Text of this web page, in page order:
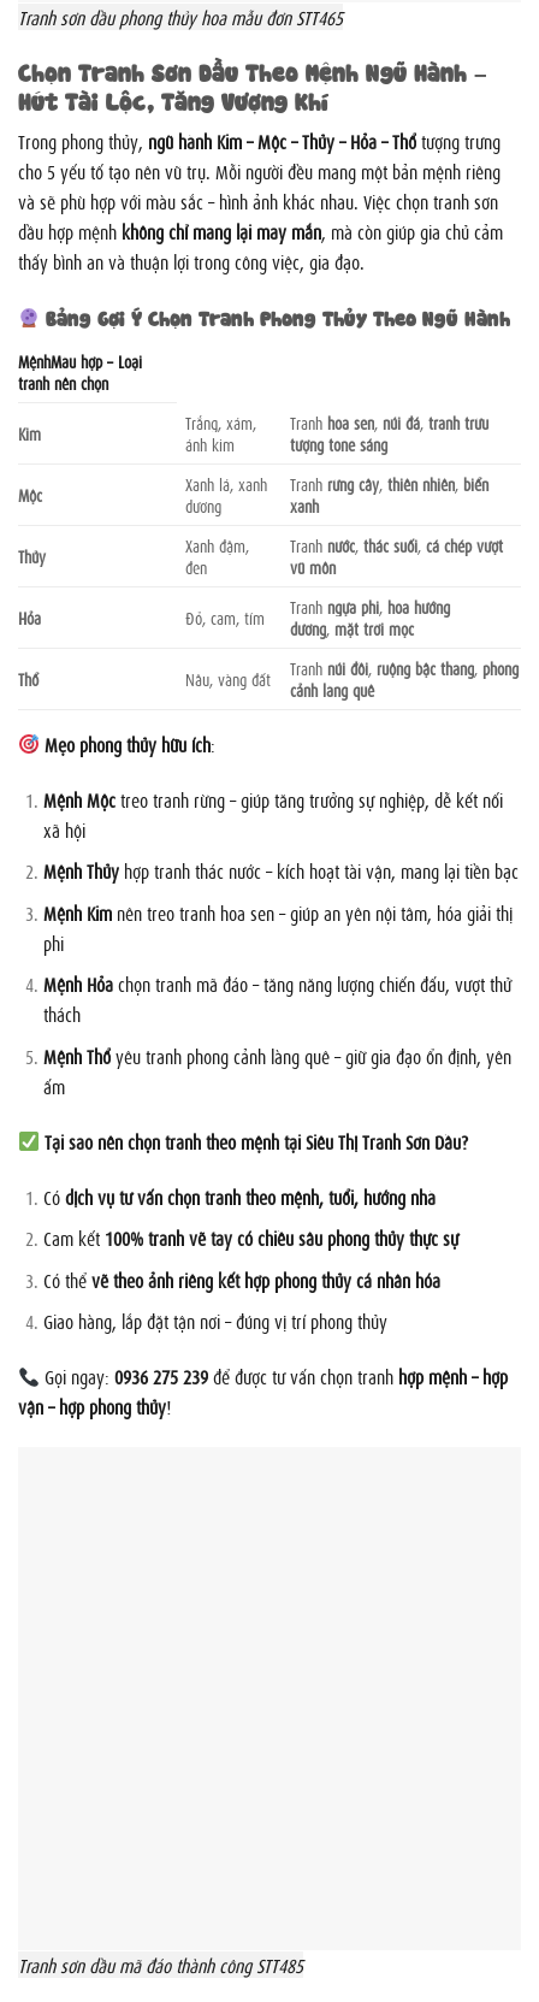
Tranh sơn dầu phong thủy hoa mẫu đơn STT465
Chọn Tranh Sơn Dầu Theo Mệnh Ngũ Hành –
Hút Tài Lộc, Tăng Vượng Khí
Trong phong thủy, ngũ hành Kim – Mộc – Thủy – Hỏa – Thổtượng trưng
cho 5 yếu tố tạo nên vũ trụ. Mỗi người đều mang một bản mệnh riêng
và sẽ phù hợp với màu sắc – hình ảnh khác nhau. Việc chọn tranh sơn
dầu hợp mệnh không chỉ mang lại may mắn, mà còn giúp gia chủ cảm
thấy bình an và thuận lợi trong công việc, gia đạo.
Bảng Gợi Ý Chọn Tranh Phong Thủy Theo Ngũ Hành
MệnhMàu hợp – Loại
tranh nên chọn
Kim
Trắng, xám,
ánh kim
Tranh hoa sen, núi đá,tranh trừu
tượng tone sáng
Mộc
Xanh lá, xanh
dương
Tranh rừng cây,thiên nhiên, biển
xanh
Thủy
Xanh đậm,
đen
Tranh nước,thác suối,cá chép vượt
vũ môn
Hỏa Đỏ, cam, tím Tranh ngựa phi, hoa hướng
dương, mặt trời mọc
Thổ Nâu, vàng đất Tranh núi đồi, ruộng bậc thang, phong
cảnh làng quê
Mẹo phong thủy hữu ích:
Mệnh Mộctreo tranh rừng – giúp tăng trưởng sự nghiệp, dễ kết nối
xã hội
Mệnh Thủyhợp tranh thác nước – kích hoạt tài vận, mang lại tiền bạc
Mệnh Kimnên treo tranh hoa sen – giúp an yên nội tâm, hóa giải thị
phi
Mệnh Hỏachọn tranh mã đáo – tăng năng lượng chiến đấu, vượt thử
thách
Mệnh Thổyêu tranh phong cảnh làng quê – giữ gia đạo ổn định, yên
ấm
Tại sao nên chọn tranh theo mệnh tại Siêu Thị Tranh Sơn Dầu?
Códịch vụ tư vấn chọn tranh theo mệnh, tuổi, hướng nhà
Cam kết 100% tranh vẽ tay có chiều sâu phong thủy thực sự
Có thểvẽ theo ảnh riêng kết hợp phong thủy cá nhân hóa
Giao hàng, lắp đặt tận nơi – đúng vị trí phong thủy
Gọi ngay:0936 275 239để được tư vấn chọn tranh hợp mệnh – hợp
vận – hợp phong thủy!
Tranh sơn dầu mã đáo thành công STT485